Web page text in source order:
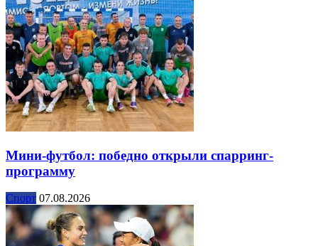
Мини-футбол: победно открыли спарринг-
программу
Спорт 07.08.2026